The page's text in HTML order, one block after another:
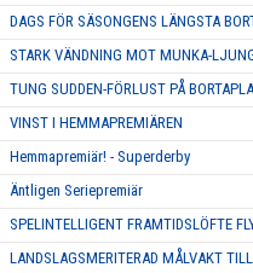
DAGS FÖR SÄSONGENS LÄNGSTA
STARK VÄNDNING MOT MUNKA-
TUNG SUDDEN-FÖRLUST PÅ
VINST I HEMMAPREMIÄREN
Hemmapremiär! - Superderby
Äntligen Seriepremiär
SPELINTELLIGENT FRAMTIDSLÖFTE
LANDSLAGSMERITERAD MÅLVAKT